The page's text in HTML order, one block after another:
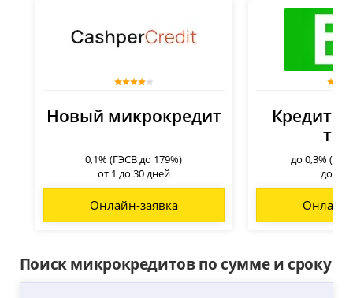
Новый микрокредит
0,1% (ГЭСВ до 179%)
от 1 до 30 дней
Онлайн-заявка
Кредит
до 0,3%
до 45
Онлайн-
Поиск микрокредитов по сумме и сроку